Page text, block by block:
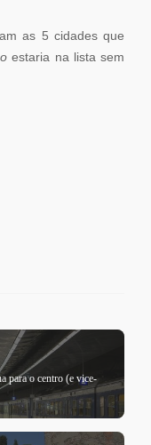
as 5 cidades que
estaria na lista sem
para o centro (e vice-